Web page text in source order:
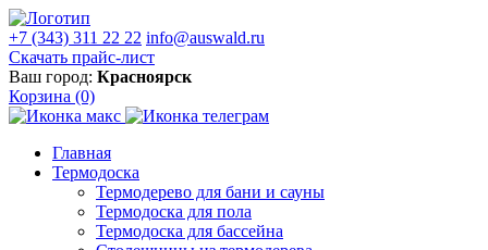
+7 (343) 311 22 22 info@auswald.ru
Скачать прайс-лист
Ваш город: Красноярск
Корзина (0)
Главная
Термодоска
Термодерево для бани и сауны
Термодоска для пола
Термодоска для бассейна